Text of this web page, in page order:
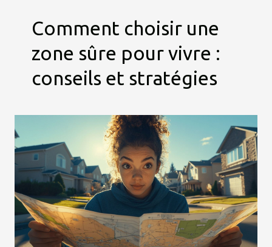
Comment choisir une
zone sûre pour vivre :
conseils et stratégies